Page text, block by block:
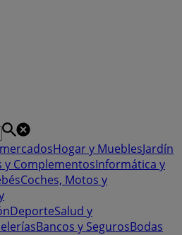
Hogar y MueblesJardín
y ComplementosInformática y
Coches, Motos y
DeporteSalud y
Bancos y SegurosBodas